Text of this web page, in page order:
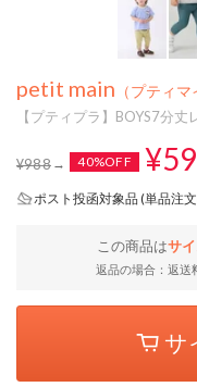
petit main （プティマ
【プティプラ】BOYS7分丈
¥988 40%OFF
ポスト投函対象品 (単品注
この商品はサ
返品の場合：返送
サ